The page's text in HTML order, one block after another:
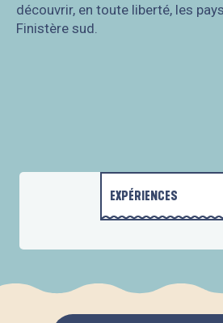
découvrir, en toute liberté, les
Finistère sud.
Circuit n°15 - Le tour de Fouesnant
Circuit n°16 - Le Marais de Mousterlin
Du Cap-Coz au centre-ville
Mousterlin et la Mer Blanche
EXPÉRIENCES
HÉBERGEMENTS